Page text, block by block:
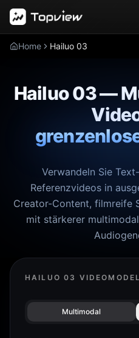
Home Hailuo 03
Hailuo 03 —
Verwandeln Sie
Referenzvideos in
Creator-Content, filmreife
mit stärkerer
HAILUO 03
Multimodal